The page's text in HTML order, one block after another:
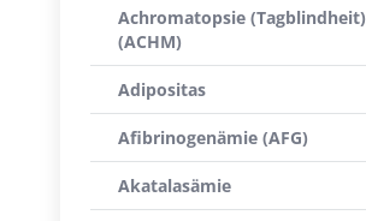
Achromatopsie (Tagblindheit)
(ACHM)
Adipositas
Afibrinogenämie (AFG)
Akatalasämie